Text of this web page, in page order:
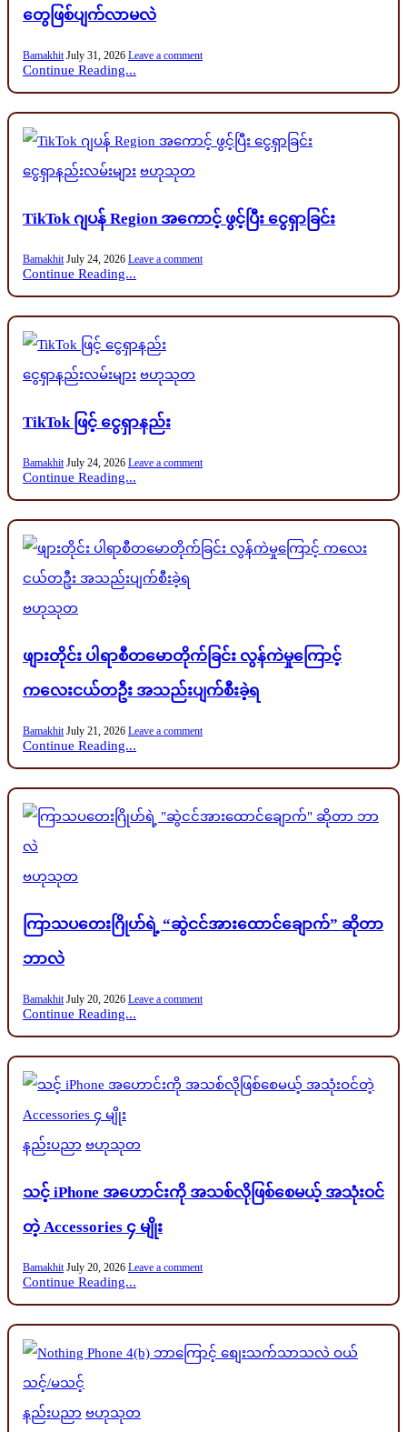
တွေဖြစ်ပျက်လာမလဲ
Bamakhit July 31, 2026 Leave a comment
Continue Reading...
in
ငွေရှာနည်းလမ်းများ ဗဟုသုတ
TikTok ဂျပန် Region အကောင့် ဖွင့်ပြီး ငွေရှာခြင်း
Bamakhit July 24, 2026 Leave a comment
Continue Reading...
in
ငွေရှာနည်းလမ်းများ ဗဟုသုတ
TikTok ဖြင့် ငွေရှာနည်း
Bamakhit July 24, 2026 Leave a comment
Continue Reading...
in
ဗဟုသုတ
ဖျားတိုင်း ပါရာစီတမောတိုက်ခြင်း လွန်ကဲမှုကြောင့်
ကလေးငယ်တဦး အသည်းပျက်စီးခဲ့ရ
Bamakhit July 21, 2026 Leave a comment
Continue Reading...
in
ဗဟုသုတ
ကြာသပတေးဂြိုဟ်ရဲ့ “ဆွဲငင်အားထောင်ချောက်” ဆိုတာ
ဘာလဲ
Bamakhit July 20, 2026 Leave a comment
Continue Reading...
Posted
in
နည်းပညာ ဗဟုသုတ
သင့် iPhone အဟောင်းကို အသစ်လိုဖြစ်စေမယ့် အသုံးဝင်
တဲ့ Accessories ၄ မျိုး
Bamakhit July 20, 2026 Leave a comment
Continue Reading...
Posted
in
နည်းပညာ ဗဟုသုတ